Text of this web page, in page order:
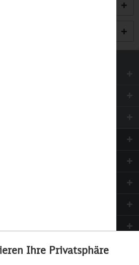
angesehen
GmbH
Aktiv
Ihre Privatsphäre